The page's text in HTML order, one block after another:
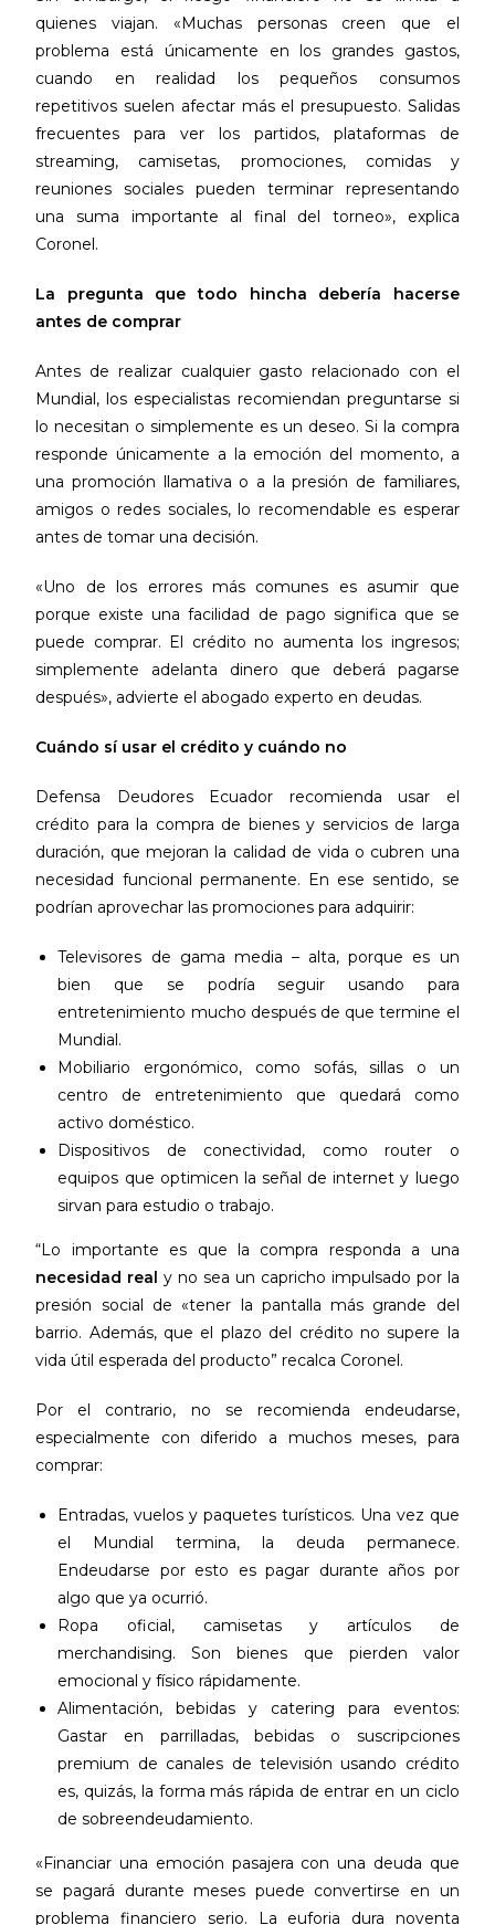
quienes viajan. «Muchas personas creen que el
problema está únicamente en los grandes gastos,
cuando en realidad los pequeños consumos
repetitivos suelen afectar más el presupuesto. Salidas
frecuentes para ver los partidos, plataformas de
streaming, camisetas, promociones, comidas y
reuniones sociales pueden terminar representando
una suma importante al final del torneo», explica
Coronel.
La pregunta que todo hincha debería hacerse
antes de comprar
Antes de realizar cualquier gasto relacionado con el
Mundial, los especialistas recomiendan preguntarse si
lo necesitan o simplemente es un deseo. Si la compra
responde únicamente a la emoción del momento, a
una promoción llamativa o a la presión de familiares,
amigos o redes sociales, lo recomendable es esperar
antes de tomar una decisión.
«Uno de los errores más comunes es asumir que
porque existe una facilidad de pago significa que se
puede comprar. El crédito no aumenta los ingresos;
simplemente adelanta dinero que deberá pagarse
después», advierte el abogado experto en deudas.
Cuándo sí usar el crédito y cuándo no
Defensa Deudores Ecuador recomienda usar el
crédito para la compra de bienes y servicios de larga
duración, que mejoran la calidad de vida o cubren una
necesidad funcional permanente. En ese sentido, se
podrían aprovechar las promociones para adquirir:
Televisores de gama media – alta, porque es un
bien que se podría seguir usando para
entretenimiento mucho después de que termine el
Mundial.
Mobiliario ergonómico, como sofás, sillas o un
centro de entretenimiento que quedará como
activo doméstico.
Dispositivos de conectividad, como router o
equipos que optimicen la señal de internet y luego
sirvan para estudio o trabajo.
“Lo importante es que la compra responda a una
necesidad real y no sea un capricho impulsado por la
presión social de «tener la pantalla más grande del
barrio. Además, que el plazo del crédito no supere la
vida útil esperada del producto” recalca Coronel.
Por el contrario, no se recomienda endeudarse,
especialmente con diferido a muchos meses, para
comprar:
Entradas, vuelos y paquetes turísticos. Una vez que
el Mundial termina, la deuda permanece.
Endeudarse por esto es pagar durante años por
algo que ya ocurrió.
Ropa oficial, camisetas y artículos de
merchandising. Son bienes que pierden valor
emocional y físico rápidamente.
Alimentación, bebidas y catering para eventos:
Gastar en parrilladas, bebidas o suscripciones
premium de canales de televisión usando crédito
es, quizás, la forma más rápida de entrar en un ciclo
de sobreendeudamiento.
«Financiar una emoción pasajera con una deuda que
se pagará durante meses puede convertirse en un
problema financiero serio. La euforia dura noventa